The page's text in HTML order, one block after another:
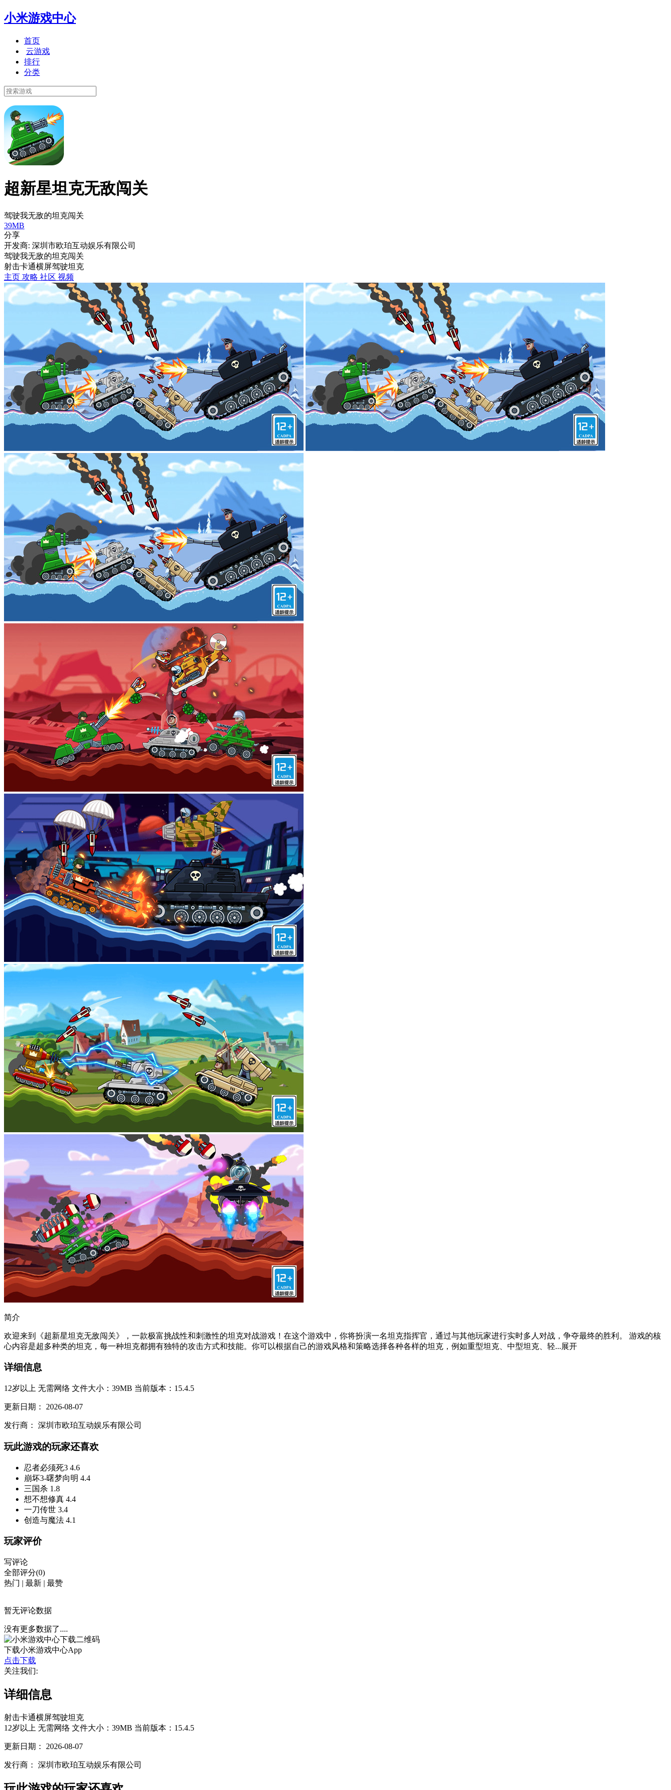
小米游戏中心
首页
云游戏
排行
分类
超新星坦克无敌闯关
驾驶我无敌的坦克闯关
39MB
分享
开发商: 深圳市欧珀互动娱乐有限公司
驾驶我无敌的坦克闯关
射击卡通横屏驾驶坦克
主页 攻略 社区 视频
简介
欢迎来到《超新星坦克无敌闯关》，一款极富挑战性和刺激性的坦克对战游戏！在这个游戏中，你将扮演一名坦克指挥官，通过与其他玩家进行实时多人对战，争夺最终的胜利。 游戏的核
心内容是超多种类的坦克，每一种坦克都拥有独特的攻击方式和技能。你可以根据自己的游戏风格和策略选择各种各样的坦克，例如重型坦克、中型坦克、轻...展开
详细信息
12岁以上 无需网络 文件大小：39MB 当前版本：15.4.5
更新日期： 2026-08-07
发行商： 深圳市欧珀互动娱乐有限公司
玩此游戏的玩家还喜欢
忍者必须死3 4.6
崩坏3-曙梦向明 4.4
三国杀 1.8
想不想修真 4.4
一刀传世 3.4
创造与魔法 4.1
玩家评价
写评论
全部评分(0)
热门 | 最新 | 最赞
暂无评论数据
没有更多数据了....
下载小米游戏中心App
点击下载
关注我们:
详细信息
射击卡通横屏驾驶坦克
12岁以上 无需网络 文件大小：39MB 当前版本：15.4.5
更新日期： 2026-08-07
发行商： 深圳市欧珀互动娱乐有限公司